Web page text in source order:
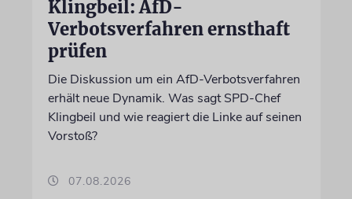
Klingbeil: AfD-
Verbotsverfahren ernsthaft
prüfen
Die Diskussion um ein AfD-Verbotsverfahren
erhält neue Dynamik. Was sagt SPD-Chef
Klingbeil und wie reagiert die Linke auf seinen
Vorstoß?
07.08.2026